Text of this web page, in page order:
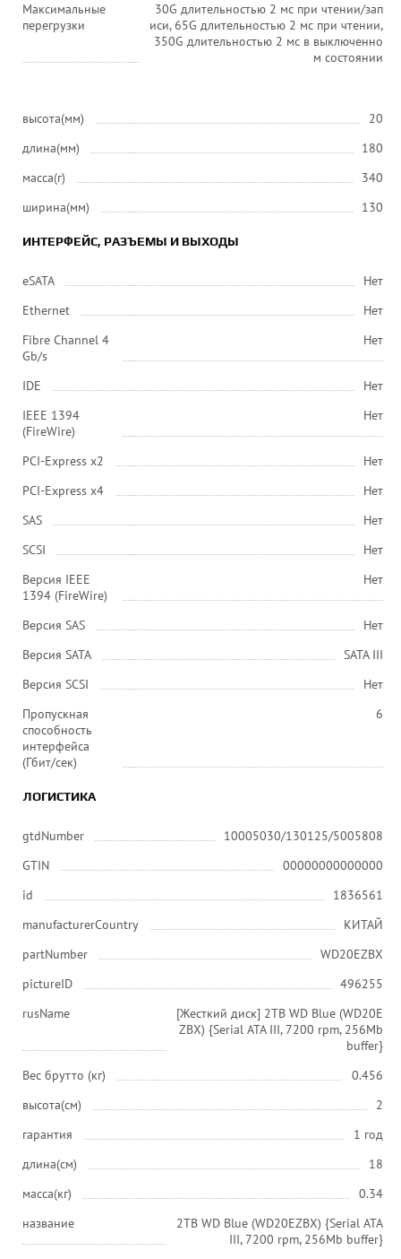
Максимальные
перегрузки
30G длительностью 2 мс при чтении/зап
иси, 65G длительностью 2 мс при чтении,
350G длительностью 2 мс в выключенно
м состоянии
высота(мм)
20
длина(мм)
180
масса(г)
340
ширина(мм)
130
ИНТЕРФЕЙС, РАЗЪЕМЫ И ВЫХОДЫ
eSATA
Нет
Ethernet
Нет
Fibre Channel 4
Gb/s
Нет
IDE
Нет
IEEE 1394
(FireWire)
Нет
PCI-Express x2
Нет
PCI-Express x4
Нет
SAS
Нет
SCSI
Нет
Версия IEEE
1394 (FireWire)
Нет
Версия SAS
Нет
Версия SATA
SATA III
Версия SCSI
Нет
Пропускная
способность
интерфейса
(Гбит/сек)
6
ЛОГИСТИКА
gtdNumber
10005030/130125/5005808
GTIN
00000000000000
id
1836561
manufacturerCountry
КИТАЙ
partNumber
WD20EZBX
pictureID
496255
rusName
[Жесткий диск] 2TB WD Blue (WD20E
ZBX) {Serial ATA III, 7200 rpm, 256Mb
buffer}
Вес брутто (кг)
0.456
высота(см)
2
гарантия
1 год
длина(см)
18
масса(кг)
0.34
название
2TB WD Blue (WD20EZBX) {Serial ATA
III, 7200 rpm, 256Mb buffer}